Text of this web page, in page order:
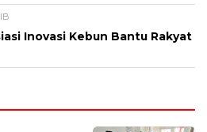
Inovasi Kebun Bantu Rakyat